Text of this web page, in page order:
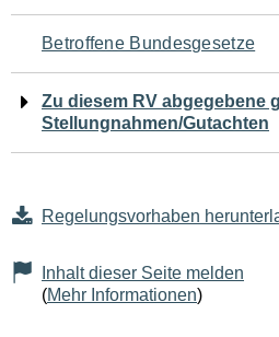
Betroffene Bundesgesetze
Zu diesem RV abgegebene
Stellungnahmen/Gutachten
Regelungsvorhaben
Inhalt dieser Seite melden
(Mehr Informationen)